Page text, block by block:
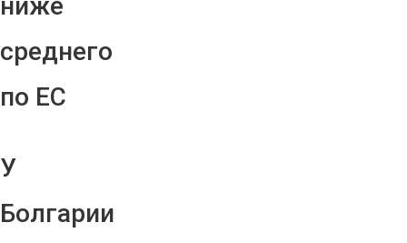
среднего
по ЕС
У
Болгарии